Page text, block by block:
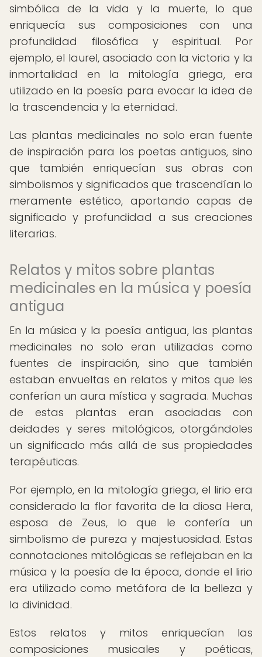
simbólica de la vida y la muerte, lo que
enriquecía sus composiciones con una
profundidad filosófica y espiritual. Por
ejemplo, el laurel, asociado con la victoria y la
inmortalidad en la mitología griega, era
utilizado en la poesía para evocar la idea de
la trascendencia y la eternidad.
Las plantas medicinales no solo eran fuente
de inspiración para los poetas antiguos, sino
que también enriquecían sus obras con
simbolismos y significados que trascendían lo
meramente estético, aportando capas de
significado y profundidad a sus creaciones
literarias.
Relatos y mitos sobre plantas
medicinales en la música y poesía
antigua
En la música y la poesía antigua, las plantas
medicinales no solo eran utilizadas como
fuentes de inspiración, sino que también
estaban envueltas en relatos y mitos que les
conferían un aura mística y sagrada. Muchas
de estas plantas eran asociadas con
deidades y seres mitológicos, otorgándoles
un significado más allá de sus propiedades
terapéuticas.
Por ejemplo, en la mitología griega, el lirio era
considerado la flor favorita de la diosa Hera,
esposa de Zeus, lo que le confería un
simbolismo de pureza y majestuosidad. Estas
connotaciones mitológicas se reflejaban en la
música y la poesía de la época, donde el lirio
era utilizado como metáfora de la belleza y
la divinidad.
Estos relatos y mitos enriquecían las
composiciones musicales y poéticas,